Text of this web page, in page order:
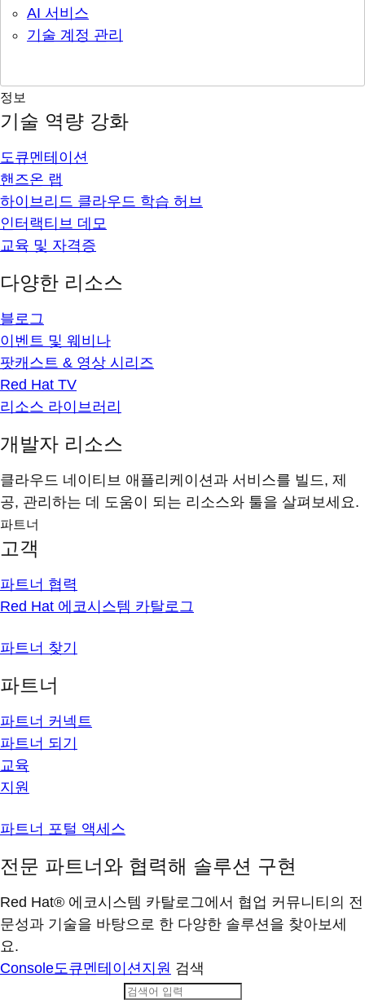
AI 서비스
기술 계정 관리
정보
기술 역량 강화
도큐멘테이션
핸즈온 랩
하이브리드 클라우드 학습 허브
인터랙티브 데모
교육 및 자격증
다양한 리소스
블로그
이벤트 및 웨비나
팟캐스트 & 영상 시리즈
Red Hat TV
리소스 라이브러리
개발자 리소스
클라우드 네이티브 애플리케이션과 서비스를 빌드, 제
공, 관리하는 데 도움이 되는 리소스와 툴을 살펴보세요.
파트너
고객
파트너 협력
Red Hat 에코시스템 카탈로그
파트너 찾기
파트너
파트너 커넥트
파트너 되기
교육
지원
파트너 포털 액세스
전문 파트너와 협력해 솔루션 구현
Red Hat® 에코시스템 카탈로그에서 협업 커뮤니티의 전
문성과 기술을 바탕으로 한 다양한 솔루션을 찾아보세
요.
Console도큐멘테이션지원 검색